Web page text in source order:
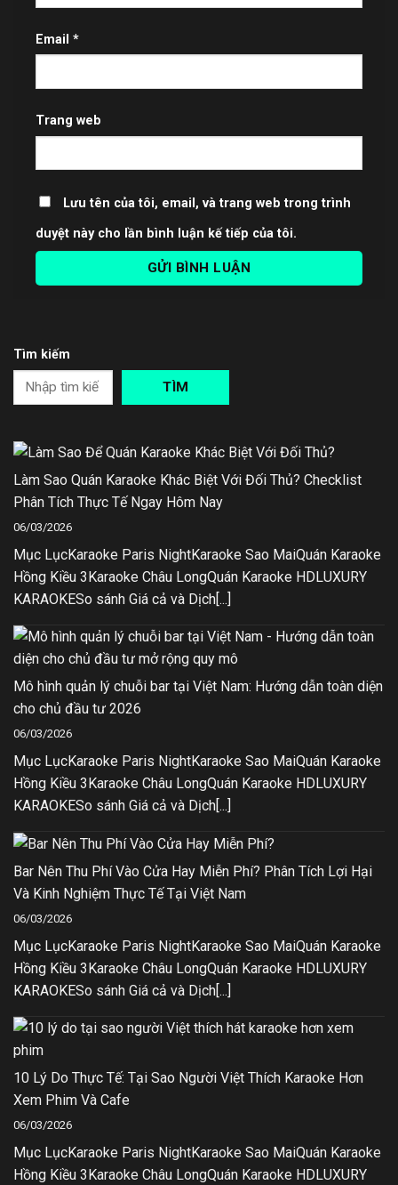
Email *
Trang web
Lưu tên của tôi, email, và trang web trong trình
duyệt này cho lần bình luận kế tiếp của tôi.
Tìm kiếm
TÌM
Làm Sao Quán Karaoke Khác Biệt Với Đối Thủ? Checklist
Phân Tích Thực Tế Ngay Hôm Nay
06/03/2026
Mục LụcKaraoke Paris NightKaraoke Sao MaiQuán Karaoke
Hồng Kiều 3Karaoke Châu LongQuán Karaoke HDLUXURY
KARAOKESo sánh Giá cả và Dịch[...]
Mô hình quản lý chuỗi bar tại Việt Nam: Hướng dẫn toàn diện
cho chủ đầu tư 2026
06/03/2026
Mục LụcKaraoke Paris NightKaraoke Sao MaiQuán Karaoke
Hồng Kiều 3Karaoke Châu LongQuán Karaoke HDLUXURY
KARAOKESo sánh Giá cả và Dịch[...]
Bar Nên Thu Phí Vào Cửa Hay Miễn Phí? Phân Tích Lợi Hại
Và Kinh Nghiệm Thực Tế Tại Việt Nam
06/03/2026
Mục LụcKaraoke Paris NightKaraoke Sao MaiQuán Karaoke
Hồng Kiều 3Karaoke Châu LongQuán Karaoke HDLUXURY
KARAOKESo sánh Giá cả và Dịch[...]
10 Lý Do Thực Tế: Tại Sao Người Việt Thích Karaoke Hơn
Xem Phim Và Cafe
06/03/2026
Mục LụcKaraoke Paris NightKaraoke Sao MaiQuán Karaoke
Hồng Kiều 3Karaoke Châu LongQuán Karaoke HDLUXURY